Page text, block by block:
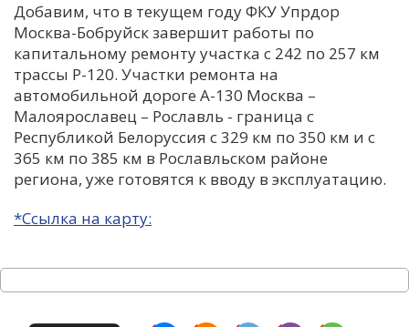
Н
Я
Добавим, что в текущем году ФКУ Упрдор
Москва-Бобруйск завершит работы по
капитальному ремонту участка с 242 по 257 км
трассы Р-120. Участки ремонта на
автомобильной дороге А-130 Москва –
Малоярославец – Рославль - граница с
Республикой Белоруссия с 329 км по 350 км и с
365 км по 385 км в Рославльском районе
региона, уже готовятся к вводу в эксплуатацию.
*Ссылка на карту: